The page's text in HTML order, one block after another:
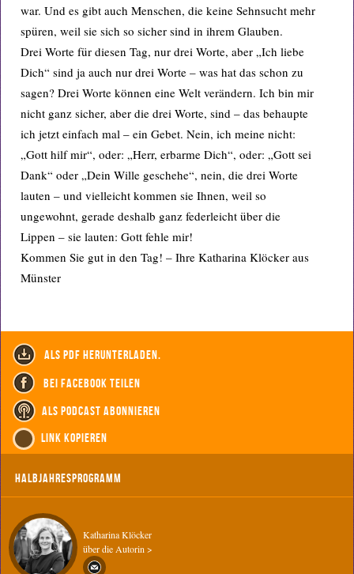
war. Und es gibt auch Menschen, die keine Sehnsucht mehr
spüren, weil sie sich so sicher sind in ihrem Glauben.
Drei Worte für diesen Tag, nur drei Worte, aber „Ich liebe
Dich“ sind ja auch nur drei Worte – was hat das schon zu
sagen? Drei Worte können eine Welt verändern. Ich bin mir
nicht ganz sicher, aber die drei Worte, sind – das behaupte
ich jetzt einfach mal – ein Gebet. Nein, ich meine nicht:
„Gott hilf mir“, oder: „Herr, erbarme Dich“, oder: „Gott sei
Dank“ oder „Dein Wille geschehe“, nein, die drei Worte
lauten – und vielleicht kommen sie Ihnen, weil so
ungewohnt, gerade deshalb ganz federleicht über die
Lippen – sie lauten: Gott fehle mir!
Kommen Sie gut in den Tag! – Ihre Katharina Klöcker aus
Münster
als PDF herunterladen.
bei Facebook teilen
als Podcast abonnieren
Link kopieren
Halbjahresprogramm
Katharina Klöcker
über die Autorin >